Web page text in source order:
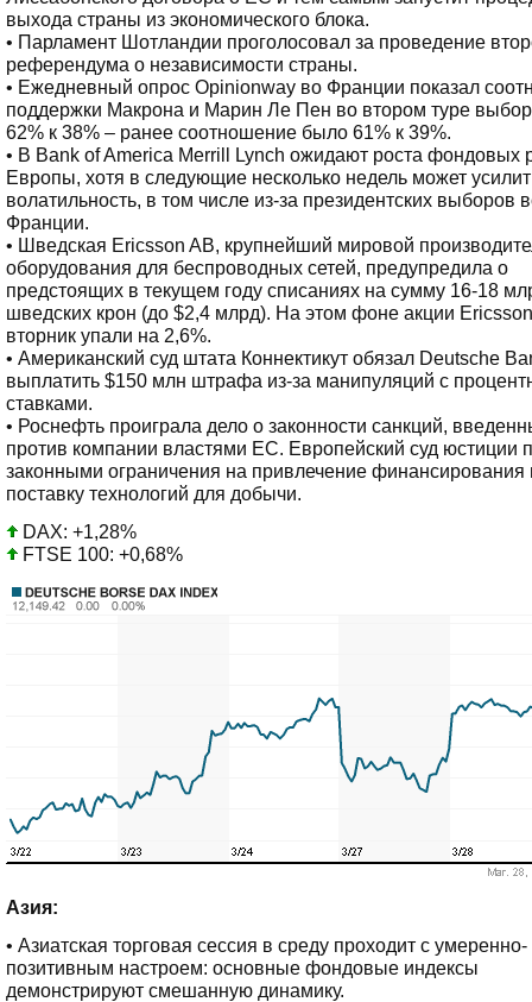
выхода страны из экономического блока.
• Парламент Шотландии проголосовал за проведение
референдума о независимости страны.
• Ежедневный опрос Opinionway во Франции показал
поддержки Макрона и Марин Ле Пен во втором туре
62% к 38% – ранее соотношение было 61% к 39%.
• В Bank of America Merrill Lynch ожидают роста фондовых
Европы, хотя в следующие несколько недель может
волатильность, в том числе из-за президентских выборов
Франции.
• Шведская Ericsson AB, крупнейший мировой
оборудования для беспроводных сетей, предупредила о
предстоящих в текущем году списаниях на сумму 16-18
шведских крон (до $2,4 млрд). На этом фоне акции
вторник упали на 2,6%.
• Американский суд штата Коннектикут обязал Deutsche
выплатить $150 млн штрафа из-за манипуляций с
ставками.
• Роснефть проиграла дело о законности санкций,
против компании властями ЕС. Европейский суд юстиции
законными ограничения на привлечение финансирования
поставку технологий для добычи.
DAX: +1,28%
FTSE 100: +0,68%
Азия:
• Азиатская торговая сессия в среду проходит с умеренно-
позитивным настроем: основные фондовые индексы
демонстрируют смешанную динамику.